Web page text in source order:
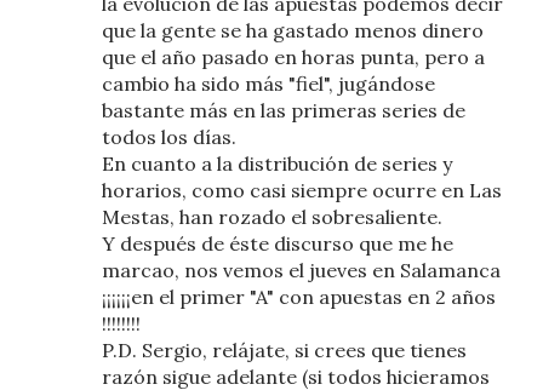
que la gente se ha gastado menos dinero
que el año pasado en horas punta, pero a
cambio ha sido más "fiel", jugándose
bastante más en las primeras series de
todos los días.
En cuanto a la distribución de series y
horarios, como casi siempre ocurre en Las
Mestas, han rozado el sobresaliente.
Y después de éste discurso que me he
marcao, nos vemos el jueves en Salamanca
¡¡¡¡¡¡en el primer "A" con apuestas en 2 años
!!!!!!!!
P.D. Sergio, relájate, si crees que tienes
razón sigue adelante (si todos hicieramos